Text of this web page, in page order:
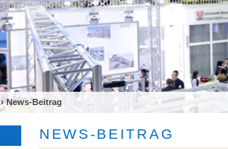
› News-Beitrag
NEWS-BEITRAG